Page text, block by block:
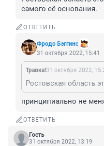
самого её основания.
ОТВЕТИТЬ
Фродо Бэггинс
31 октября 2022, 15:41
Травка!31 октября 2022,
принципиально не
ОТВЕТИТЬ
Гость
31 октября 2022, 13:19